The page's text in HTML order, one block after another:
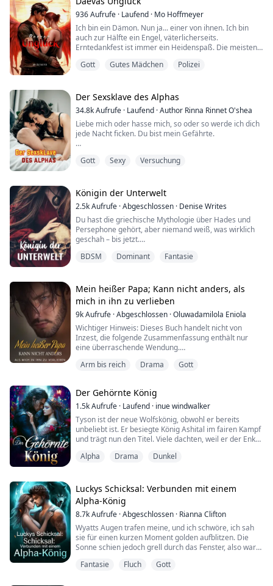
Indem sie nach Goldpeak zieht, wo niemand Lilith
kennt, hat sie die Chance, neu anzufangen und ihrer
Vergangenheit zu entkommen. Nun, das glaubte sie
zumindest.
936Aufrufe · Laufend · Mo Hoffmeyer
Ich bin ein Dämon. Nun ja... einer von ihnen. Ich bin
auch zur Hälfte ein Engel, väterlicherseits.
Erntedankfest ist immer ein Heidenspaß. Die meisten
eher... Spezies. Spezies, die geschaffen, geboren oder
Drevlands Perspektive
Diese Lippen sind perfekt. Ihre ...
Gott Gutes Mädchen Polizei
Der Sexsklave des Alphas
34.8kAufrufe · Laufend ·Author Rinna Rinnet O'shea
Liebe mich oder hasse mich, so oder so werde ich dich
jede Nacht ficken. Du bist mein Gefährte.
Ich zitterte.
Ich versuchte, mich wegzuziehen, aber er packte mich
schnell wieder. "Sag mir nie wieder, dass ich nicht
anfassen soll, was mir gehört. Du bekommst einen
Freifahrtschein wegen d...
Gott Sexy Versuchung
Königin der Unterwelt
2.5kAufrufe ·Abgeschlossen · Denise Writes
Du hast die griechische Mythologie über Hades und
Persephone gehört, aber niemand weiß, was wirklich
geschah – bis jetzt.
Korey 'Persephone' Jones war eine der besten
sie ahnt nicht, dass sie damit Ereignisse in Gang setzt,
die sie nie wieder rückgängig machen kann.
Nachdem sie von Wade 'Hade...
BDSM Dominant Fantasie
Mein heißer Papa; Kann nicht anders, als
mich in ihn zu verlieben
9kAufrufe ·Abgeschlossen ·Oluwadamilola Eniola
Wichtiger Hinweis: Dieses Buch handelt nicht von
Inzest, die folgende Zusammenfassung enthält nur
eine überraschende Wendung.
Mit ihrem Vater im Bett zu liegen, war alles, wonach sie
musste aufhören, sie begehrte ihren Vater. Es gab viele
Männer da draußen, die ihr Bestes gaben, um ihre
Auf...
Arm bis reich Drama Gott
Der Gehörnte König
1.5kAufrufe · Laufend · inue windwalker
Tyson ist der neue Wolfskönig, obwohl er bereits
unbeliebt ist. Er besiegte König Ashital im fairen Kampf
und trägt nun den Titel. Viele dachten, weil er der Enkel
ihre Korruption fortsetzen. Sie lagen falsch. Tyson ist
Samira ist die jüngste Prinzessin der Einhornkönigin,
obwohl sie kaum...
Alpha Drama Dunkel
Luckys Schicksal: Verbunden mit einem
Alpha-König
8.7kAufrufe ·Abgeschlossen · Rianna Clifton
Wyatts Augen trafen meine, und ich schwöre, ich sah
sie für einen kurzen Moment golden aufblitzen. Die
Sonne schien jedoch grell durch das Fenster, also war
Fantasie Fluch Gott